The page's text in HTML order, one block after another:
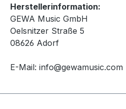
Herstellerinformation:
GEWA Music GmbH
Oelsnitzer Straße 5
08626 Adorf
E-Mail: info@gewamusic.com